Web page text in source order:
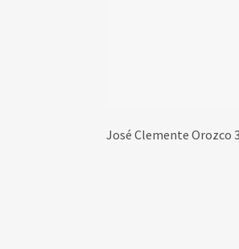
José Clemente Orozco